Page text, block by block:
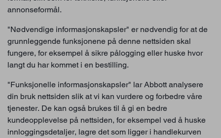
annonseformål.
"Nødvendige informasjonskapsler" er nødvendig for at de
grunnleggende funksjonene på denne nettsiden skal
fungere, for eksempel å sikre pålogging eller huske hvor
langt du har kommet i en bestilling.
"Funksjonelle informasjonskapsler" lar Abbott analysere
din bruk nettsiden slik at vi kan vurdere og forbedre våre
tjenester. De kan også brukes til å gi en bedre
kundeopplevelse på nettsiden, for eksempel ved å huske
innloggingsdetaljer, lagre det som ligger i handlekurven